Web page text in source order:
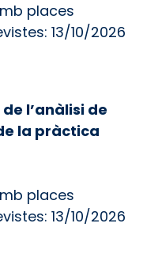
places
13/10/2026
l’anàlisi de
la pràctica
places
13/10/2026